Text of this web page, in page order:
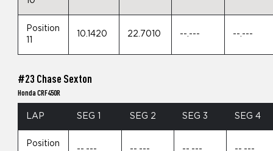
Position
10.1420 22.7010 --.--- --.---
#23 Chase Sexton
Honda CRF450R
LAP SEG 1 SEG 2 SEG 3 SEG 4
Position
--.--- --.--- --.--- --.---